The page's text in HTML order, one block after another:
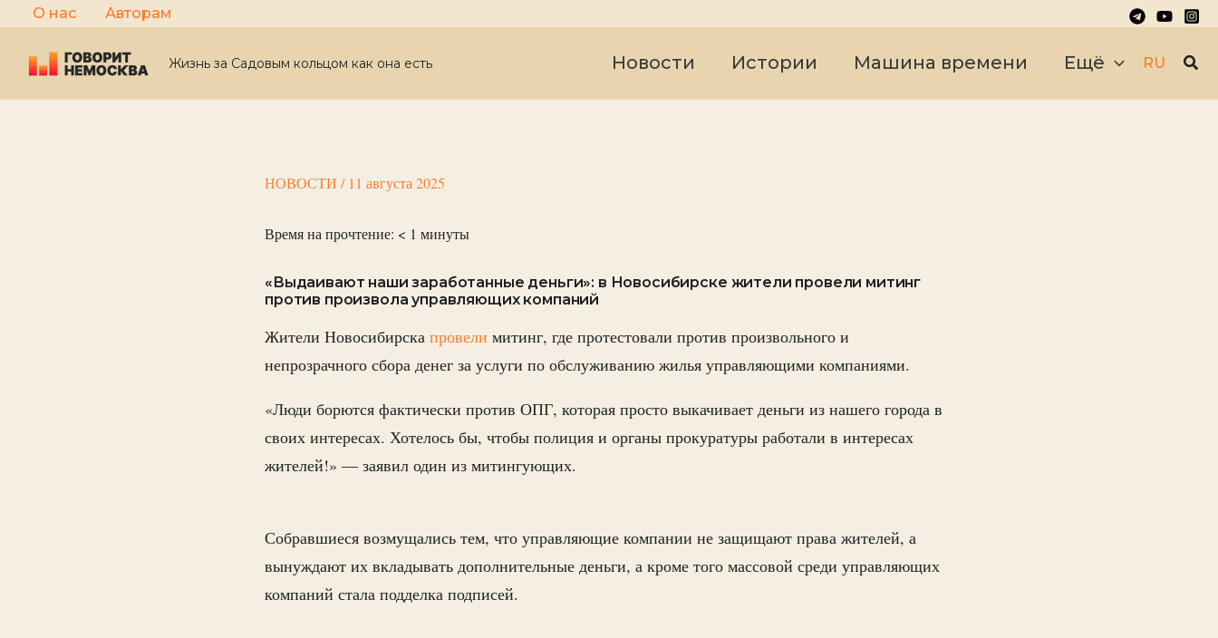
Перейти
к
содержимому
О нас Авторам
Жизнь за Садовым кольцом как она есть Новости Истории Машина времени Ещё RU
НОВОСТИ / 11 августа 2025
Время на прочтение: < 1 минуты
«Выдаивают наши заработанные деньги»: в Новосибирске жители провели митинг
против произвола управляющих компаний
Жители Новосибирска провели митинг, где протестовали против произвольного и
непрозрачного сбора денег за услуги по обслуживанию жилья управляющими компаниями.
«Люди борются фактически против ОПГ, которая просто выкачивает деньги из нашего города в
своих интересах. Хотелось бы, чтобы полиция и органы прокуратуры работали в интересах
жителей!» — заявил один из митингующих.
Собравшиеся возмущались тем, что управляющие компании не защищают права жителей, а
вынуждают их вкладывать дополнительные деньги, а кроме того массовой среди управляющих
компаний стала подделка подписей.